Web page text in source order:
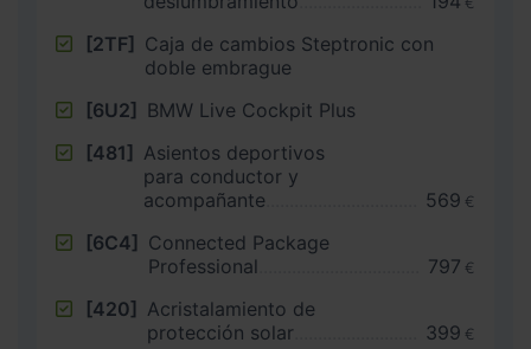
[2TF] Caja de cambios Steptronic con
doble embrague
[6U2] BMW Live Cockpit Plus
[481] Asientos deportivos
para conductor y
acompañante
569 €
[6C4] Connected Package
Professional
797 €
[420] Acristalamiento de
protección solar
399 €